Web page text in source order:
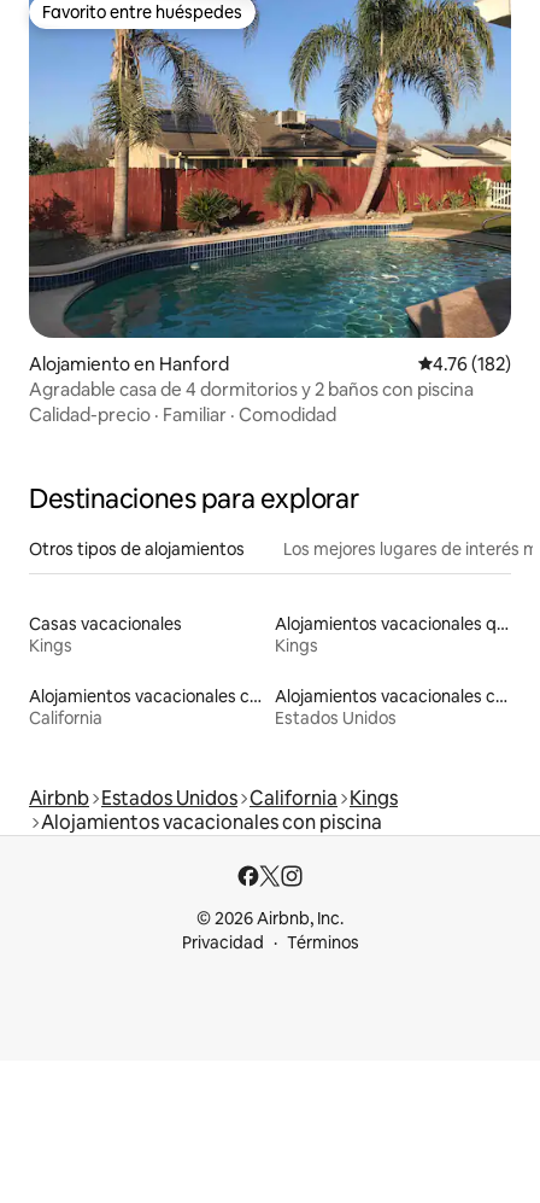
Favorito entre huéspedes
Favorito entre huéspedes
Alojamiento en Hanford Calificación
4.76 (182)
Agradable casa de 4 dormitorios y 2 baños con piscina
Calidad-precio · Familiar · Comodidad
Destinaciones para explorar
Otros tipos de alojamientos Los mejores lugares de interés
Casas vacacionales
Kings
Alojamientos vacacionales que admiten mascotas
Kings
Alojamientos vacacionales con piscina
California
Alojamientos vacacionales con piscina
Estados Unidos
Airbnb Estados Unidos California Kings
Alojamientos vacacionales con piscina
© 2026 Airbnb, Inc.
Privacidad
Términos